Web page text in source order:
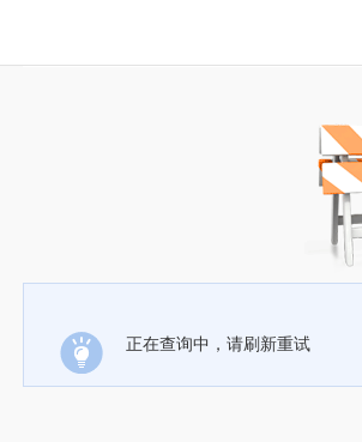
正在查询中，请刷新重试